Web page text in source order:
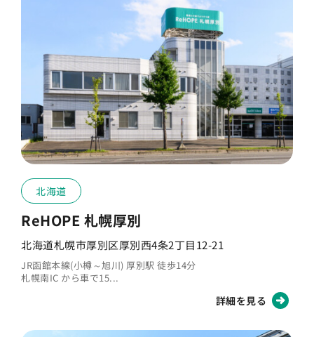
北海道
ReHOPE 札幌厚別
北海道札幌市厚別区厚別西4条2丁目12-21
JR函館本線(小樽～旭川) 厚別駅 徒歩14分
札幌南IC から車で15...
詳細を見る